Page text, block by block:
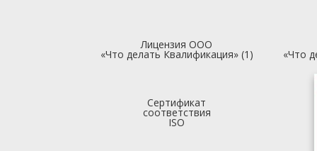
Лицензия ООО
«Что делать Квалификация» (1) «Что
Сертификат
соответствия
ISO